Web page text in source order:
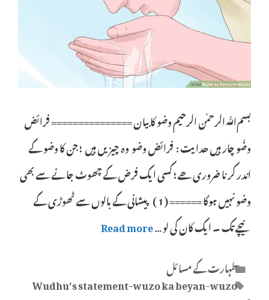
بسمﷲالرحمٰن الرحیم وضو کا بیان =============== فرائض
وضُو چار ہیں ھدایت : فرائض وضو وہ چیزیں ہیں ؛ جن کا وضو کے
اندر کرنا ضروری ھے ؛ کسی ایک فرض کے چھوٹ جانے سے بھی
وضو نہیں ہوگا ====== ( 1 ) پیشانی کے بالوں سے ٹھوڑی کے
نیچے تک ۔ ایک کان کی لو …Read more
Categories
طہارت کے مسائل
Tags
Wudhu's statement-wuzo ka beyan-wuzo